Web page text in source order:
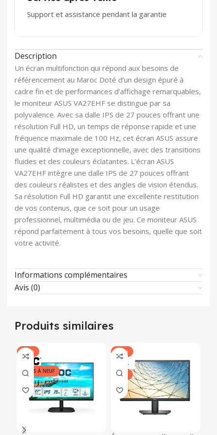
Support et assistance pendant la garantie
Description
Un écran multifonction qui répond aux besoins de
référencement au Maroc Doté d’un design épuré à
cadre fin et de performances d’affichage remarquables,
le moniteur ASUS VA27EHF se distingue par sa
polyvalence. Avec sa dalle IPS de 27 pouces offrant une
résolution Full HD, un temps de réponse rapide et une
fréquence maximale de 100 Hz, cet écran ASUS assure
une qualité d’image exceptionnelle, avec des transitions
fluides et des couleurs éclatantes. L’écran ASUS
VA27EHF intègre une dalle IPS de 27 pouces offrant
des couleurs réalistes et des angles de vision étendus.
Sa résolution Full HD garantit une excellente restitution
de vos contenus, que ce soit pour un usage
professionnel, multimédia ou de jeu. Ce moniteur ASUS
répond parfaitement à tous vos besoins, quelle que soit
votre activité.
Informations complémentaires
Avis (0)
Produits similaires
-20%
REMIS À NEUF
-16%
NEUF